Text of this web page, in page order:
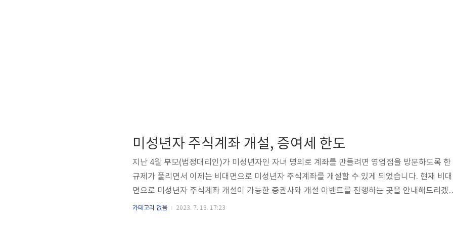
미성년자 주식계좌 개설, 증여세 한도
지난 4월 부모(법정대리인)가 미성년자인 자녀 명의로 계좌를 만들려면 영업점을 방문하도록 한
규제가 풀리면서 이제는 비대면으로 미성년자 주식계좌를 개설할 수 있게 되었습니다. 현재 비대
면으로 미성년자 주식계좌 개설이 가능한 증권사와 개설 이벤트를 진행하는 곳을 안내해드리겠
니다. 또한 자녀 또는 손주에게 증여세를 피하면서 주식 선물을 하실 수 있도록 증여세 한도도 알
카테고리 없음 2023. 7. 18. 17:23